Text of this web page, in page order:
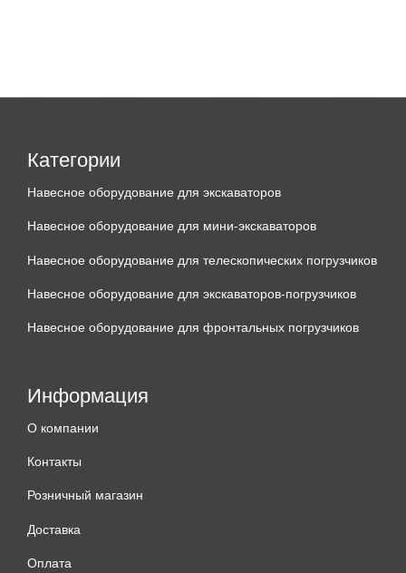
Категории
Навесное оборудование для экскаваторов
Навесное оборудование для мини-экскаваторов
Навесное оборудование для телескопических погрузчиков
Навесное оборудование для экскаваторов-погрузчиков
Навесное оборудование для фронтальных погрузчиков
Информация
О компании
Контакты
Розничный магазин
Доставка
Оплата